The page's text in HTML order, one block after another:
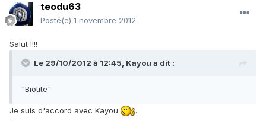
teodu63
Posté(e) 1 novembre 2012
Salut !!!!
Le 29/10/2012 à 12:45, Kayou a dit :
"Biotite"
Je suis d'accord avec Kayou
.